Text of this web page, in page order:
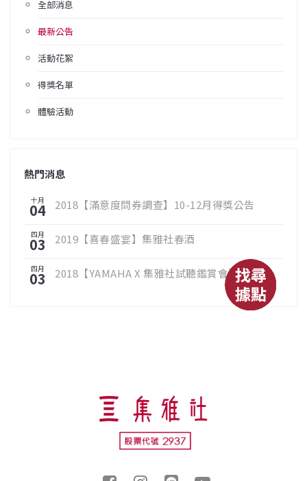
全部消息
最新公告
活動花絮
得獎名單
體驗活動
熱門消息
十月
04 2018【滿意度問券調查】10-12月得獎公告
四月
03 2019【喜春盛宴】集雅社春酒
四月
03 2018【YAMAHA X 集雅社試聽鑑賞會】